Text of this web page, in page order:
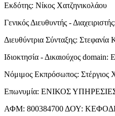
Εκδότης: Νίκος Χατζηνικολάου
Γενικός Διευθυντής - Διαχειριστής:
Διευθύντρια Σύνταξης: Στεφανία
Ιδιοκτησία - Δικαιούχος domain:
Νόμιμος Εκπρόσωπος: Στέργιος
Επωνυμία: ΕΝΙΚΟΣ
ΑΦΜ: 800384700 ΔΟΥ: